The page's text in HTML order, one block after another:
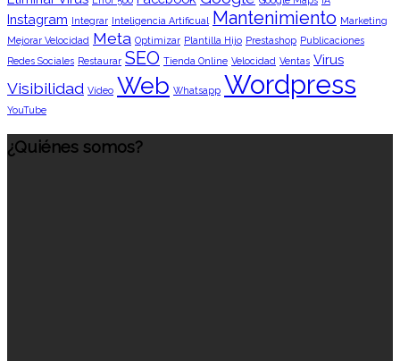
Instagram Integrar Inteligencia Artificual Mantenimiento Marketing
Mejorar Velocidad Meta Optimizar Plantilla Hijo Prestashop Publicaciones
Redes Sociales Restaurar SEO Tienda Online Velocidad Ventas Virus
Visibilidad Vídeo Web Whatsapp Wordpress
YouTube
¿Quiénes somos?